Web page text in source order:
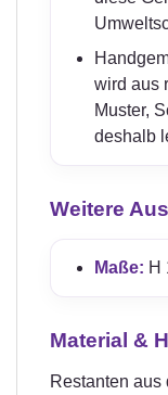
wird aus
Muster,
deshalb
Weitere
Maße: H
Material &
Restanten aus